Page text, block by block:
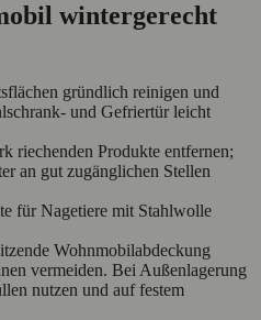
wintergerecht
gründlich reinigen und
und Gefriertür leicht
riechenden Produkte entfernen;
an gut zugänglichen Stellen
für Nagetiere mit Stahlwolle
Wohnmobilabdeckung
vermeiden. Bei Außenlagerung
nutzen und auf festem